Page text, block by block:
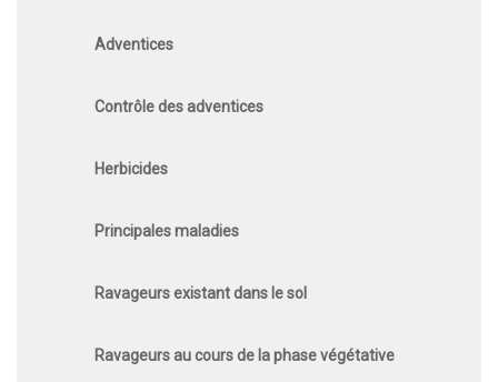
Adventices
Contrôle des adventices
Herbicides
Principales maladies
Ravageurs existant dans le sol
Ravageurs au cours de la phase végétative